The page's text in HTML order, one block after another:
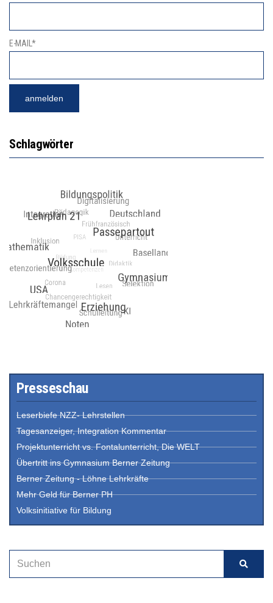
E-MAIL*
Schlagwörter
Presseschau
Leserbiefe NZZ- Lehrstellen
Tagesanzeiger, Integration Kommentar
Projektunterricht vs. Fontalunterricht, Die WELT
Übertritt ins Gymnasium Berner Zeitung
Berner Zeitung - Löhne Lehrkräfte
Mehr Geld für Berner PH
Volksinitiative für Bildung